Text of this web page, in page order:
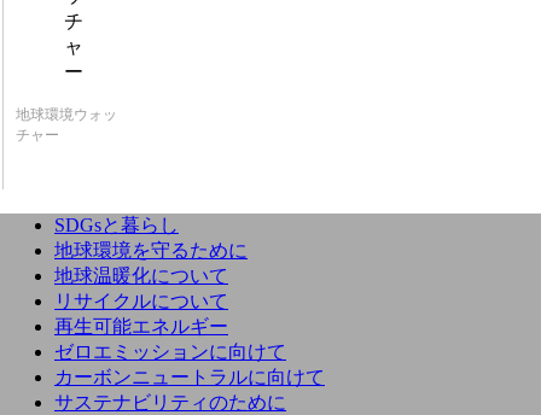
地球環境ウォッ
チャー
SDGsと暮らし
地球環境を守るために
地球温暖化について
リサイクルについて
再生可能エネルギー
ゼロエミッションに向けて
カーボンニュートラルに向けて
サステナビリティのために